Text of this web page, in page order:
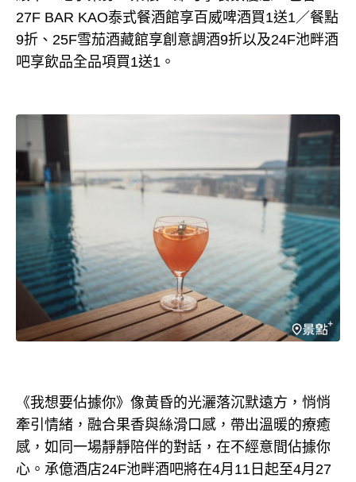
27F BAR KAO泰式餐酒館享百威啤酒買1送1／餐點
9折、25F雪茄酒藏館享創意調酒9折以及24F池畔酒
吧享飲品全品項買1送1。
《我想要佔據你》像黃昏的光灑落沉默遠方，悄悄
牽引情緒，融合果香與絲滑口感，帶出溫暖的療癒
感，如同一場靜靜陪伴的對話，在不經意間佔據你
心。承億酒店24F池畔酒吧將在4月11日起至4月27